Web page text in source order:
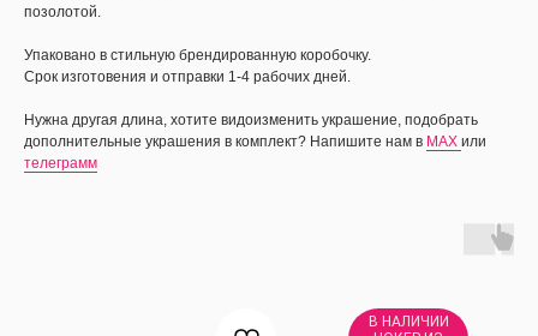
позолотой.
Упаковано в стильную брендированную коробочку.
Срок изготовения и отправки 1-4 рабочих дней.
Нужна другая длина, хотите видоизменить украшение, подобрать
дополнительные украшения в комплект? Напишите нам в MAX или
телеграмм
В НАЛИЧИИ